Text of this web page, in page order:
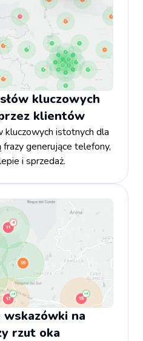
kluczowych
klientów
kluczowych istotnych dla
generujące telefony,
i sprzedaż.
na
rzut oka